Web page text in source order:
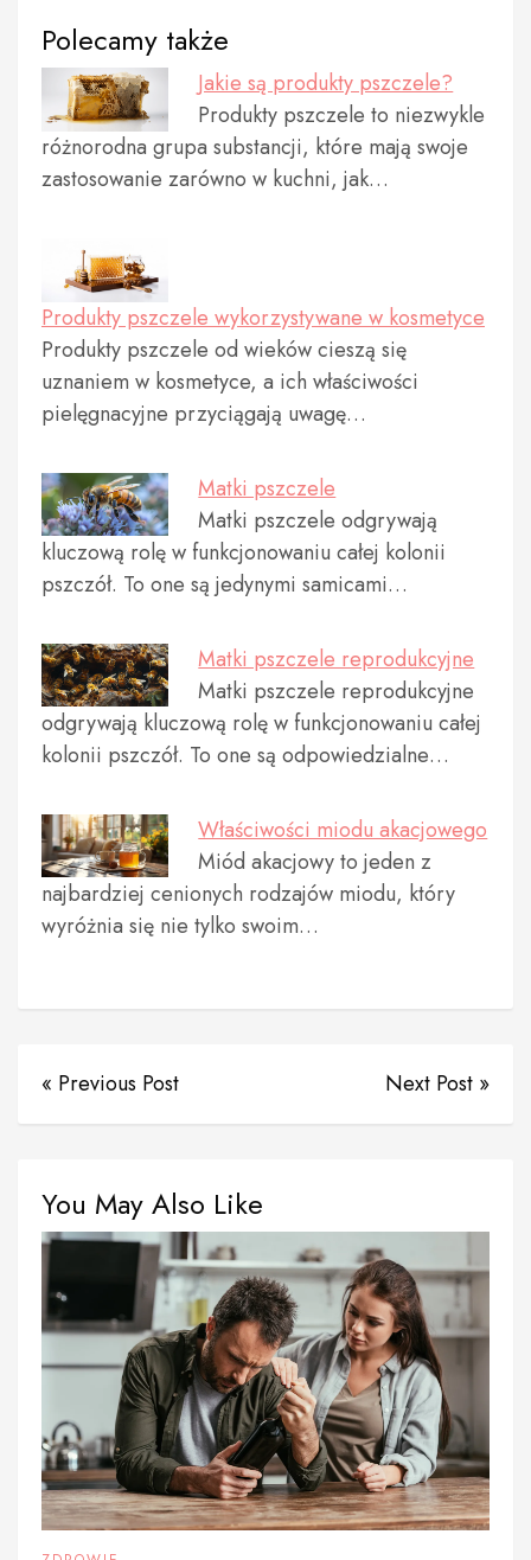
Polecamy także
Jakie są produkty pszczele?
Produkty pszczele to niezwykle
różnorodna grupa substancji, które mają swoje
zastosowanie zarówno w kuchni, jak…
Produkty pszczele wykorzystywane w kosmetyce
Produkty pszczele od wieków cieszą się
uznaniem w kosmetyce, a ich właściwości
pielęgnacyjne przyciągają uwagę…
Matki pszczele
Matki pszczele odgrywają
kluczową rolę w funkcjonowaniu całej kolonii
pszczół. To one są jedynymi samicami…
Matki pszczele reprodukcyjne
Matki pszczele reprodukcyjne
odgrywają kluczową rolę w funkcjonowaniu całej
kolonii pszczół. To one są odpowiedzialne…
Właściwości miodu akacjowego
Miód akacjowy to jeden z
najbardziej cenionych rodzajów miodu, który
wyróżnia się nie tylko swoim…
« Previous Post Next Post »
You May Also Like